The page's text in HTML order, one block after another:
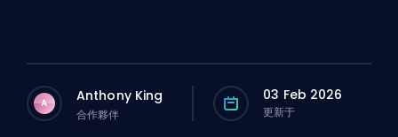
A Anthony King
合作夥伴
03 Feb 2026
更新于